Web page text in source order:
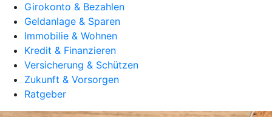
Girokonto & Bezahlen
Geldanlage & Sparen
Immobilie & Wohnen
Kredit & Finanzieren
Versicherung & Schützen
Zukunft & Vorsorgen
Ratgeber